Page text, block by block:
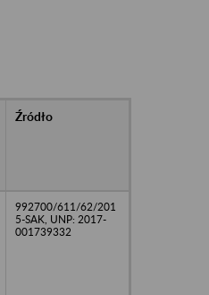
Źródło
992700/611/62/201
5-SAK, UNP: 2017-
001739332